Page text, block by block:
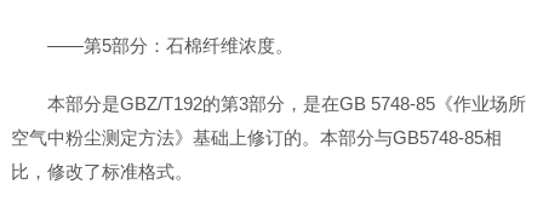
——第5部分：石棉纤维浓度。
本部分是GBZ/T192的第3部分，是在GB 5748-85《作业场所
空气中粉尘测定方法》基础上修订的。本部分与GB5748-85相
比，修改了标准格式。